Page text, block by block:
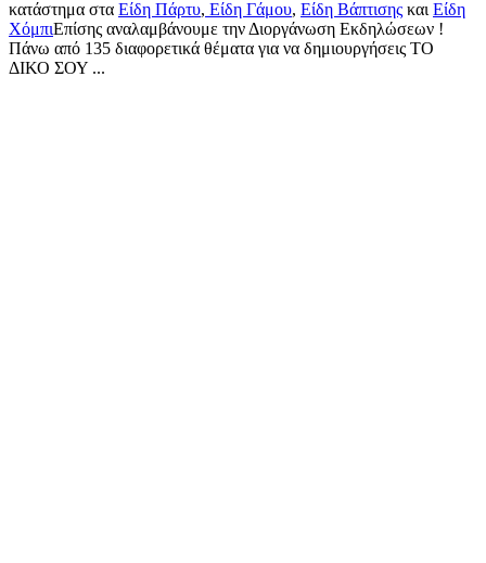
κατάστημα στα Είδη Πάρτυ, Είδη Γάμου, Είδη Βάπτισης καιΕίδη
ΧόμπιΕπίσης αναλαμβάνουμε την Διοργάνωση Εκδηλώσεων !
Πάνω από 135 διαφορετικά θέματα για να δημιουργήσεις ΤΟ
ΔΙΚΟ ΣΟΥ ...